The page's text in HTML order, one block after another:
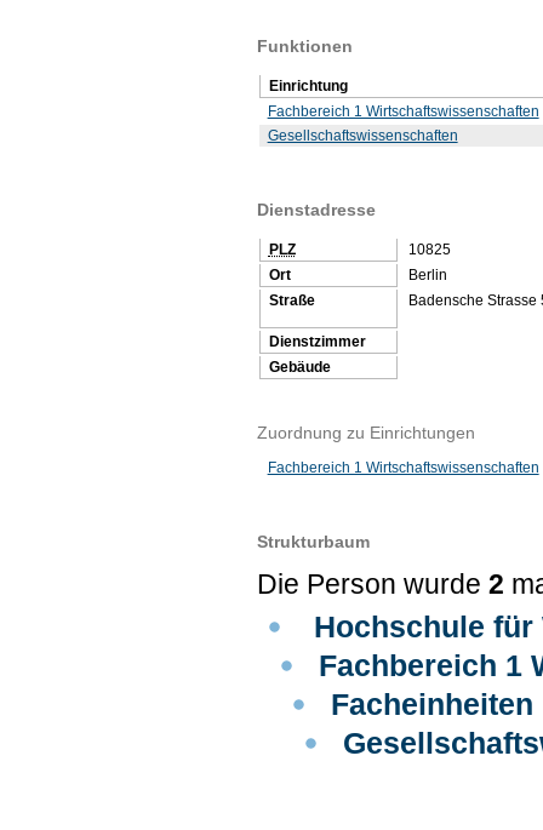
Funktionen
Einrichtung
Fachbereich 1 Wirtschaftswissenschaften
Gesellschaftswissenschaften
Dienstadresse
PLZ
10825
Ort
Berlin
Straße
Badensche Strasse
Dienstzimmer
Gebäude
Zuordnung zu Einrichtungen
Fachbereich 1 Wirtschaftswissenschaften
Strukturbaum
Die Person wurde 2
Hochschule
Fachbereich 1
Facheinheiten